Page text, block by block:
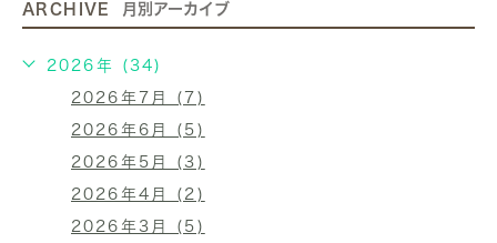
ARCHIVE 月別アーカイブ
2026年 (34)
2026年7月 (7)
2026年6月 (5)
2026年5月 (3)
2026年4月 (2)
2026年3月 (5)